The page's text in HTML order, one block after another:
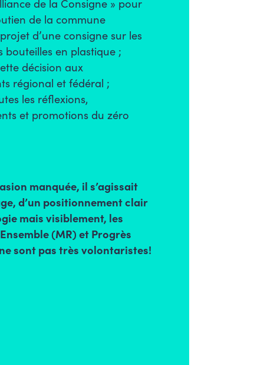
de la Consigne » pour
de la commune
d’une consigne sur les
bouteilles en plastique ;
décision aux
régional et fédéral ;
les réflexions,
et promotions du zéro
manquée, il s’agissait
d’un positionnement clair
mais visiblement, les
(MR) et Progrès
sont pas très volontaristes!